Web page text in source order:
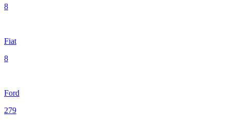
8
Fiat
8
Ford
279